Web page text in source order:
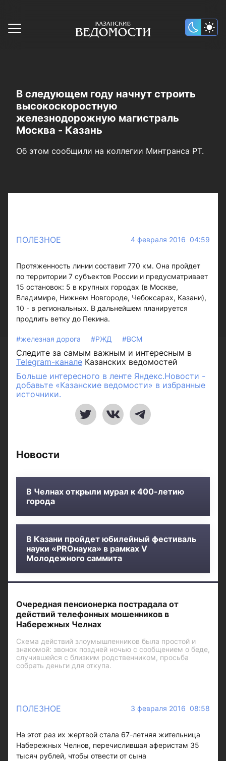
В следующем году начнут строить
высокоскоростную
железнодорожную магистраль
Москва - Казань
Об этом сообщили на коллегии Минтранса РТ.
ПОЛЕЗНОЕ 4 февраля 2016 04:59
Протяженность линии составит 770 км. Она пройдет
по территории 7 субъектов России и предусматривает
15 остановок: 5 в крупных городах (в Москве,
Владимире, Нижнем Новгороде, Чебоксарах, Казани),
10 - в региональных. В дальнейшем планируется
продлить ветку до Пекина.
#железная дорога #РЖД #ВСМ
Следите за самым важным и интересным в
Telegram-канале Казанских ведомостей
Больше интересного в ленте Яндекс.Новости -
добавьте «Казанские ведомости» в избранные
источники.
Новости
В Челнах открыли мурал к 400-летию
города
В Казани пройдет юбилейный фестиваль
науки «PROнаука» в рамках V
Молодежного саммита
Очередная пенсионерка пострадала от
действий телефонных мошенников в
Набережных Челнах
Схема действий злоумышленников была простой и
знакомой: звонок поздней ночью с сообщением о беде,
случившейся с близким родственником, просьба
собрать деньги для откупа.
ПОЛЕЗНОЕ 3 февраля 2016 08:58
На этот раз их жертвой стала 67-летняя жительница
Набережных Челнов, перечислившая аферистам 35
тысяч рублей, чтобы отвести от сына